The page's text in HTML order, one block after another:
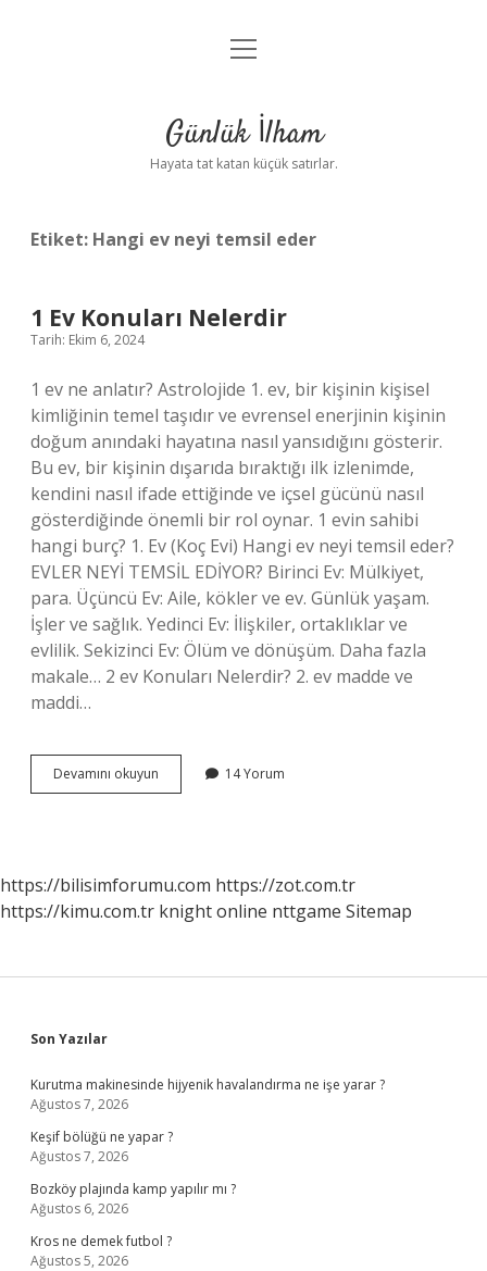
Anasayfa
Yasal Uyarı
menüyü
Günlük İlham
Hayata tat katan küçük satırlar.
Etiket: Hangi ev neyi temsil eder
1 Ev Konuları Nelerdir
Tarih: Ekim 6, 2024
1 ev ne anlatır? Astrolojide 1. ev, bir kişinin kişisel
kimliğinin temel taşıdır ve evrensel enerjinin kişinin
doğum anındaki hayatına nasıl yansıdığını gösterir.
Bu ev, bir kişinin dışarıda bıraktığı ilk izlenimde,
kendini nasıl ifade ettiğinde ve içsel gücünü nasıl
gösterdiğinde önemli bir rol oynar. 1 evin sahibi
hangi burç? 1. Ev (Koç Evi) Hangi ev neyi temsil eder?
EVLER NEYİ TEMSİL EDİYOR? Birinci Ev: Mülkiyet,
para. Üçüncü Ev: Aile, kökler ve ev. Günlük yaşam.
İşler ve sağlık. Yedinci Ev: İlişkiler, ortaklıklar ve
evlilik. Sekizinci Ev: Ölüm ve dönüşüm. Daha fazla
makale… 2 ev Konuları Nelerdir? 2. ev madde ve
maddi…
Devamını okuyun
Ev
14 Yorum
https://bilisimforumu.com https://zot.com.tr
https://kimu.com.tr knight online nttgame Sitemap
Sidebar
Son Yazılar
Kurutma makinesinde hijyenik havalandırma ne işe yarar ?
Ağustos 7, 2026
Keşif bölüğü ne yapar ?
Ağustos 7, 2026
Bozköy plajında kamp yapılır mı ?
Ağustos 6, 2026
Kros ne demek futbol ?
Ağustos 5, 2026